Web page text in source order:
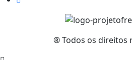
® Todos os direitos